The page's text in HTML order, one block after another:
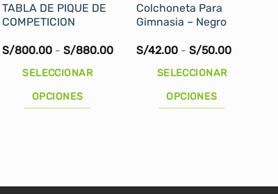
TABLA DE PIQUE DE
COMPETICION
S/800.00 - S/880.00Rango
S/880.00
SELECCIONAR
OPCIONES
variantes.
Colchoneta Para
Gimnasia – Negro
S/42.00 - S/50.00Rango
SELECCIONAR
OPCIONES
variantes.